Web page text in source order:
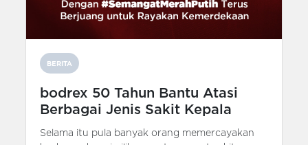
BERITA
bodrex 50 Tahun Bantu Atasi
Berbagai Jenis Sakit Kepala
Selama itu pula banyak orang memercayakan